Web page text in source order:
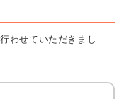
わせていただきまし